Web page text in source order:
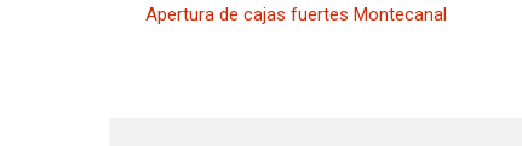
Apertura de cajas fuertes Montecanal